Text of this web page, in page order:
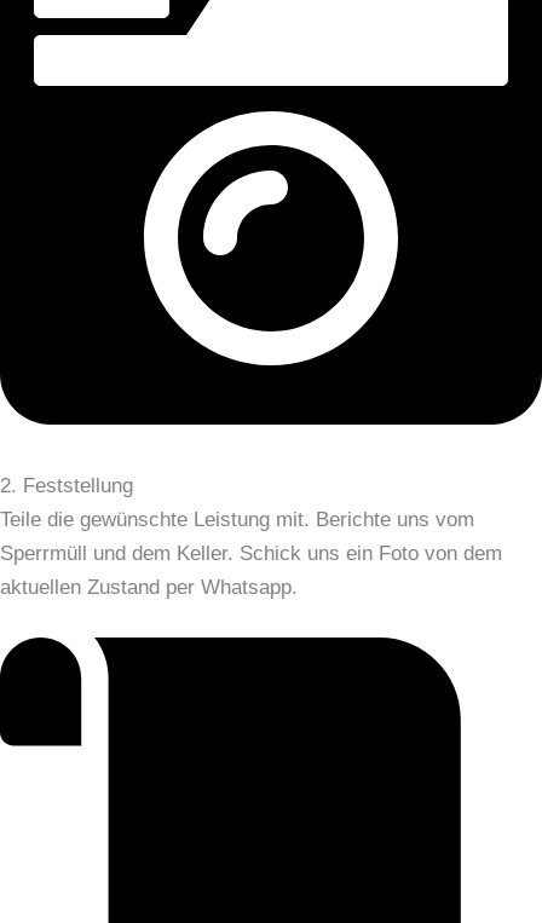
2. Feststellung
Teile die gewünschte Leistung mit. Berichte uns vom
Sperrmüll und dem Keller. Schick uns ein Foto von dem
aktuellen Zustand per Whatsapp.